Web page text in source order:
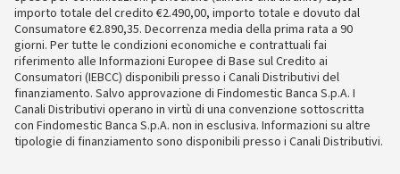
importo totale del credito €2.490,00, importo totale e dovuto dal
Consumatore €2.890,35. Decorrenza media della prima rata a 90
giorni. Per tutte le condizioni economiche e contrattuali fai
riferimento alle Informazioni Europee di Base sul Credito ai
Consumatori (IEBCC) disponibili presso i Canali Distributivi del
finanziamento. Salvo approvazione di Findomestic Banca S.p.A. I
Canali Distributivi operano in virtù di una convenzione sottoscritta
con Findomestic Banca S.p.A. non in esclusiva. Informazioni su altre
tipologie di finanziamento sono disponibili presso i Canali Distributivi.